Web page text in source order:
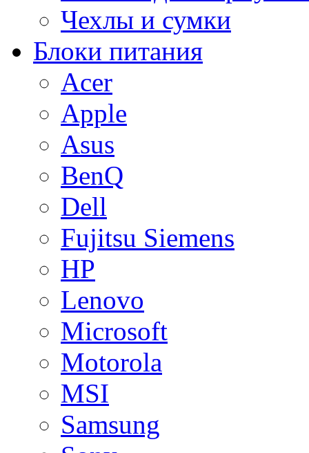
Чехлы и сумки
Блоки питания
Acer
Apple
Asus
BenQ
Dell
Fujitsu Siemens
HP
Lenovo
Microsoft
Motorola
MSI
Samsung